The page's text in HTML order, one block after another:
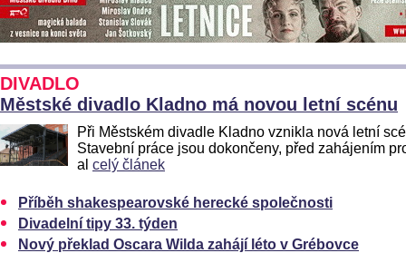
DIVADLO
Městské divadlo Kladno má novou letní scénu
Při Městském divadle Kladno vznikla nová letní
Stavební práce jsou dokončeny, před zahájením
al celý článek
Příběh shakespearovské herecké společnosti
Divadelní tipy 33. týden
Nový překlad Oscara Wilda zahájí léto v Grébovce